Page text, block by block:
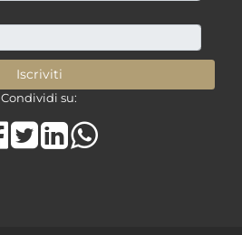
Condividi su:
Share on Facebook
TweetShare on LinkedIn